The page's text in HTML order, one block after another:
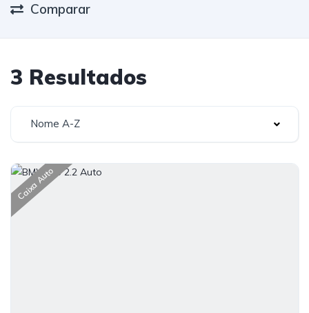
Comparar
3 Resultados
Nome A-Z
Caixa Auto